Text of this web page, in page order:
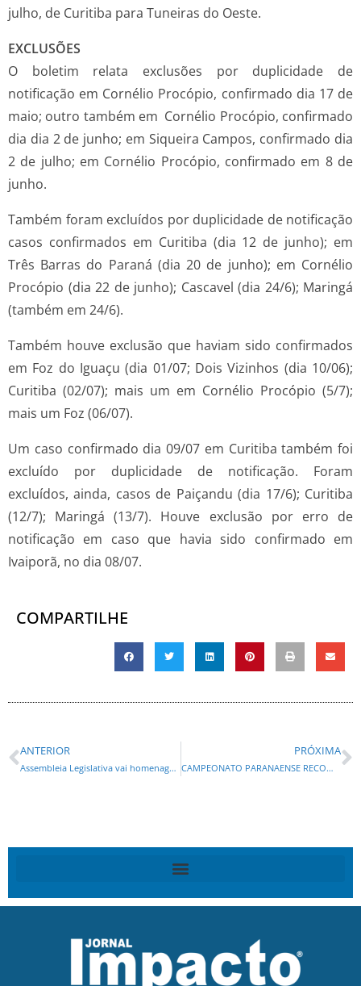
julho, de Curitiba para Tuneiras do Oeste.
EXCLUSÕES
O boletim relata exclusões por duplicidade de
notificação em Cornélio Procópio, confirmado dia 17 de
maio; outro também em Cornélio Procópio, confirmado
dia dia 2 de junho; em Siqueira Campos, confirmado dia
2 de julho; em Cornélio Procópio, confirmado em 8 de
junho.
Também foram excluídos por duplicidade de notificação
casos confirmados em Curitiba (dia 12 de junho); em
Três Barras do Paraná (dia 20 de junho); em Cornélio
Procópio (dia 22 de junho); Cascavel (dia 24/6); Maringá
(também em 24/6).
Também houve exclusão que haviam sido confirmados
em Foz do Iguaçu (dia 01/07; Dois Vizinhos (dia 10/06);
Curitiba (02/07); mais um em Cornélio Procópio (5/7);
mais um Foz (06/07).
Um caso confirmado dia 09/07 em Curitiba também foi
excluído por duplicidade de notificação. Foram
excluídos, ainda, casos de Paiçandu (dia 17/6); Curitiba
(12/7); Maringá (13/7). Houve exclusão por erro de
notificação em caso que havia sido confirmado em
Ivaiporã, no dia 08/07.
COMPARTILHE
ANTERIOR
Assembleia Legislativa vai homenagear Mandela
PRÓXIMA
CAMPEONATO PARANAENSE RECOMEÇA COM JOGOS NESTE FIM DE SEMANA